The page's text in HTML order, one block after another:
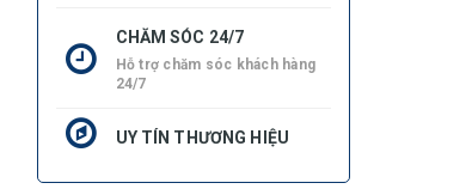
CHĂM SÓC 24/7
Hỗ trợ chăm sóc khách hàng
24/7
UY TÍN THƯƠNG HIỆU